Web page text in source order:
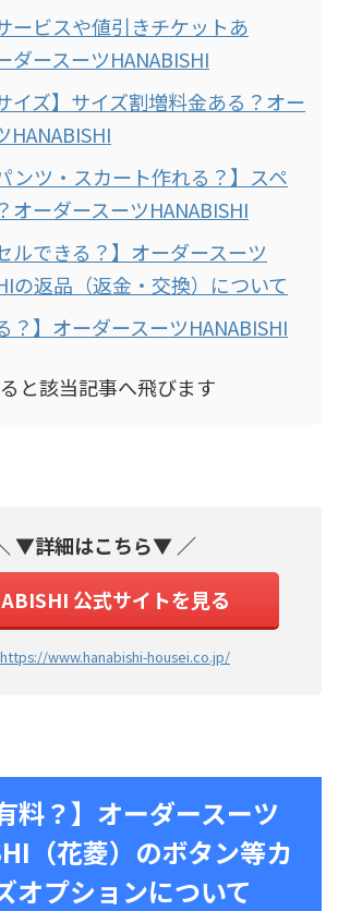
ービスや値引きチケットあ
ダースーツHANABISHI
イズ】サイズ割増料金ある？オー
HANABISHI
ンツ・スカート作れる？】スペ
オーダースーツHANABISHI
ルできる？】オーダースーツ
の返品（返金・交換）について
？】オーダースーツHANABISHI
と該当記事へ飛びます
▼詳細はこちら▼ ／
公式サイトを見る
https://www.hanabishi-housei.co.jp/
料？】オーダースーツ
（花菱）のボタン等カ
オプションについて